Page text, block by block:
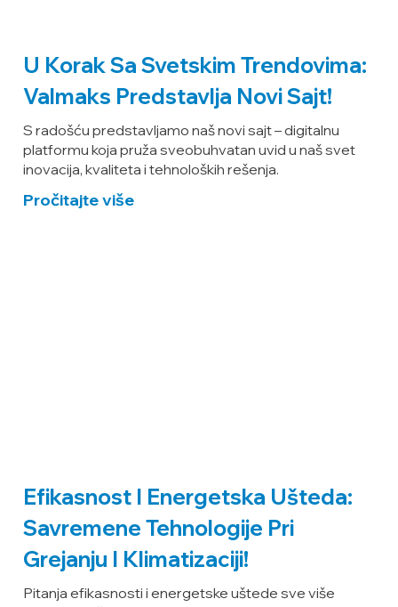
U Korak Sa Svetskim Trendovima:
Valmaks Predstavlja Novi Sajt!
S radošću predstavljamo naš novi sajt – digitalnu
platformu koja pruža sveobuhvatan uvid u naš svet
inovacija, kvaliteta i tehnoloških rešenja.
Pročitajte više
Efikasnost I Energetska Ušteda:
Savremene Tehnologije Pri
Grejanju I Klimatizaciji!
Pitanja efikasnosti i energetske uštede sve više